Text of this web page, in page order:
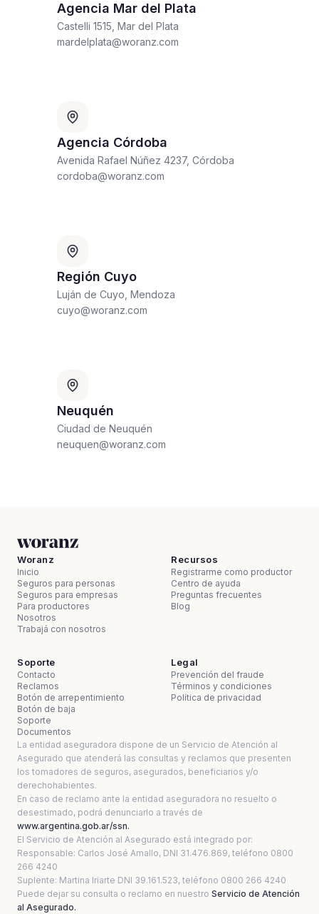
Agencia Mar del Plata
Castelli 1515, Mar del Plata
mardelplata@woranz.com
Agencia Córdoba
Avenida Rafael Núñez 4237, Córdoba
cordoba@woranz.com
Región Cuyo
Luján de Cuyo, Mendoza
cuyo@woranz.com
Neuquén
Ciudad de Neuquén
neuquen@woranz.com
Woranz
Inicio
Seguros para personas
Seguros para empresas
Para productores
Nosotros
Trabajá con nosotros
Recursos
Registrarme como productor
Centro de ayuda
Preguntas frecuentes
Blog
Soporte
Contacto
Reclamos
Botón de arrepentimiento
Botón de baja
Soporte
Documentos
Legal
Prevención del fraude
Términos y condiciones
Política de privacidad
La entidad aseguradora dispone de un Servicio de Atención al
Asegurado que atenderá las consultas y reclamos que presenten
los tomadores de seguros, asegurados, beneficiarios y/o
derechohabientes.
En caso de reclamo ante la entidad aseguradora no resuelto o
desestimado, podrá denunciarlo a través de
www.argentina.gob.ar/ssn.
El Servicio de Atención al Asegurado está integrado por:
Responsable: Carlos José Amallo, DNI 31.476.869, teléfono 0800
266 4240
Suplente: Martina Iriarte DNI 39.161.523, teléfono 0800 266 4240
Puede dejar su consulta o reclamo en nuestro Servicio de Atención
al Asegurado.